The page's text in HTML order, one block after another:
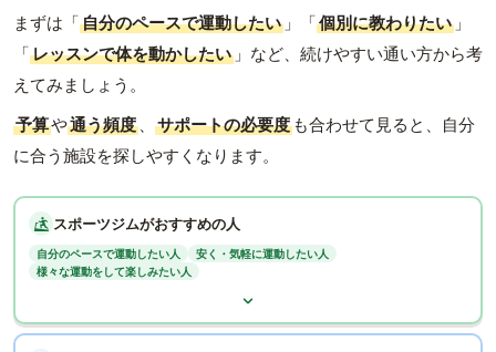
まずは「自分のペースで運動したい 」「個別に教わりたい 」
「レッスンで体を動かしたい 」など、続けやすい通い方から考
えてみましょう。
予算や通う頻度 、 サポートの必要度 も合わせて見ると、自分
に合う施設を探しやすくなります。
スポーツジムがおすすめの人
自分のペースで運動したい人
安く・気軽に運動したい人
様々な運動をして楽しみたい人